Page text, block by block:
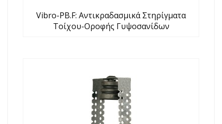
Vibro-PB.F: Αντικραδασμικά Στηρίγματα
Τοίχου-Οροφής Γυψοσανίδων